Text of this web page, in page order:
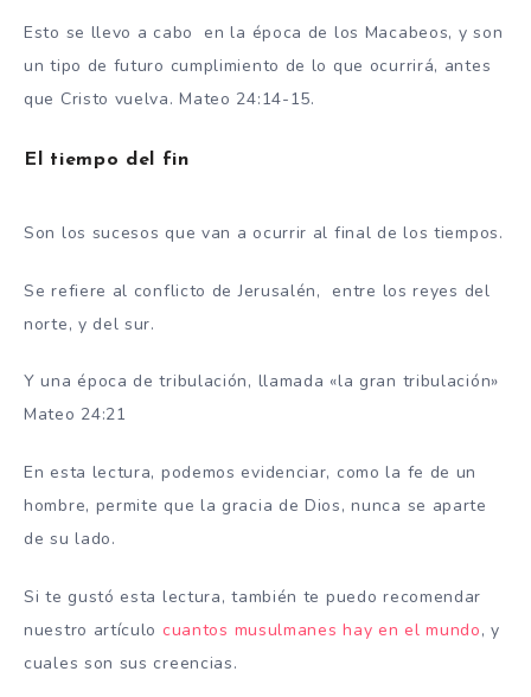
Esto se llevo a cabo en la época de los Macabeos, y son
un tipo de futuro cumplimiento de lo que ocurrirá, antes
que Cristo vuelva. Mateo 24:14-15.
El tiempo del fin
Son los sucesos que van a ocurrir al final de los tiempos.
Se refiere al conflicto de Jerusalén, entre los reyes del
norte, y del sur.
Y una época de tribulación, llamada «la gran tribulación»
Mateo 24:21
En esta lectura, podemos evidenciar, como la fe de un
hombre, permite que la gracia de Dios, nunca se aparte
de su lado.
Si te gustó esta lectura, también te puedo recomendar
nuestro artículo cuantos musulmanes hay en el mundo, y
cuales son sus creencias.